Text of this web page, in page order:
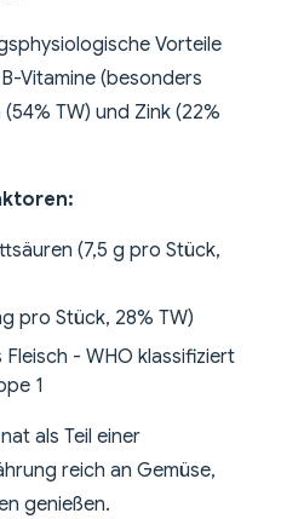
Vorteile
Vitamine (besonders
(54% TW) und Zink (22%
(7,5 g pro Stück,
pro Stück, 28% TW)
- WHO klassifiziert
1
als Teil einer
reich an Gemüse,
genießen.